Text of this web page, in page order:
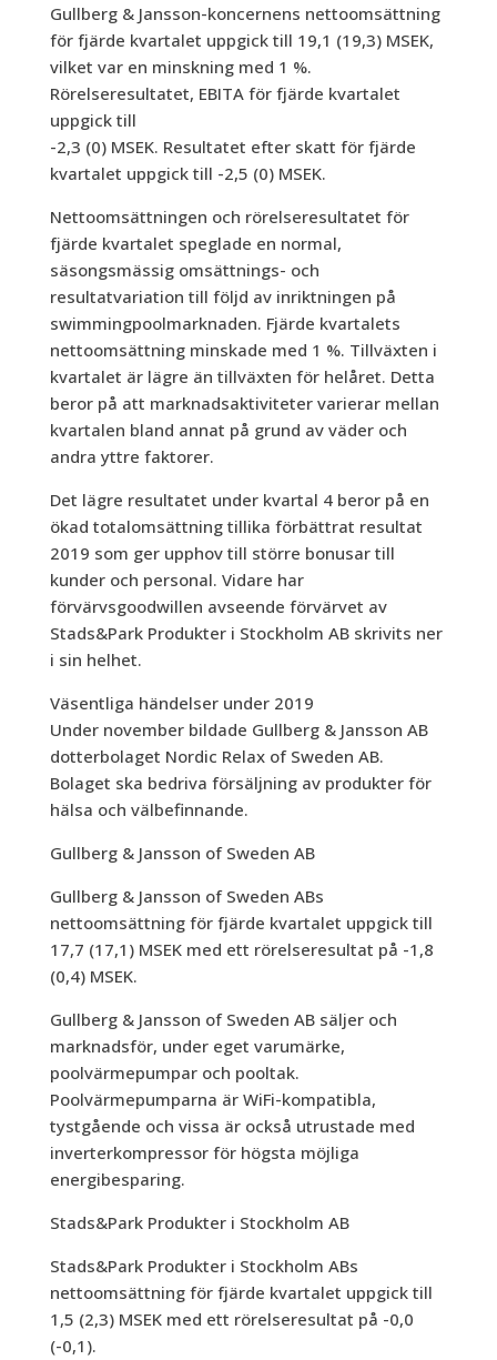
Gullberg & Jansson-koncernens nettoomsättning
för fjärde kvartalet uppgick till 19,1 (19,3) MSEK,
vilket var en minskning med 1 %.
Rörelseresultatet, EBITA för fjärde kvartalet
uppgick till
-2,3 (0) MSEK. Resultatet efter skatt för fjärde
kvartalet uppgick till -2,5 (0) MSEK.
Nettoomsättningen och rörelseresultatet för
fjärde kvartalet speglade en normal,
säsongsmässig omsättnings- och
resultatvariation till följd av inriktningen på
swimmingpoolmarknaden. Fjärde kvartalets
nettoomsättning minskade med 1 %. Tillväxten i
kvartalet är lägre än tillväxten för helåret. Detta
beror på att marknadsaktiviteter varierar mellan
kvartalen bland annat på grund av väder och
andra yttre faktorer.
Det lägre resultatet under kvartal 4 beror på en
ökad totalomsättning tillika förbättrat resultat
2019 som ger upphov till större bonusar till
kunder och personal. Vidare har
förvärvsgoodwillen avseende förvärvet av
Stads&Park Produkter i Stockholm AB skrivits ner
i sin helhet.
Väsentliga händelser under 2019
Under november bildade Gullberg & Jansson AB
dotterbolaget Nordic Relax of Sweden AB.
Bolaget ska bedriva försäljning av produkter för
hälsa och välbefinnande.
Gullberg & Jansson of Sweden AB
Gullberg & Jansson of Sweden ABs
nettoomsättning för fjärde kvartalet uppgick till
17,7 (17,1) MSEK med ett rörelseresultat på -1,8
(0,4) MSEK.
Gullberg & Jansson of Sweden AB säljer och
marknadsför, under eget varumärke,
poolvärmepumpar och pooltak.
Poolvärmepumparna är WiFi-kompatibla,
tystgående och vissa är också utrustade med
inverterkompressor för högsta möjliga
energibesparing.
Stads&Park Produkter i Stockholm AB
Stads&Park Produkter i Stockholm ABs
nettoomsättning för fjärde kvartalet uppgick till
1,5 (2,3) MSEK med ett rörelseresultat på -0,0
(-0,1).